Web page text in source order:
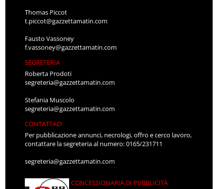
Thomas Piccot
t.piccot@gazzettamatin.com
Fausto Vassoney
f.vassoney@gazzettamatin.com
SEGRETERIA
Roberta Prodoti
segreteria@gazzettamatin.com
Stefania Muscolo
segreteria@gazzettamatin.com
CONTATTACI
Per pubblicazione annunci, necrologi, offro e cerco lavoro,
contattare la segreteria al numero: 0165/231711
segreteria@gazzettamatin.com
CONCESSIONARIA DI PUBBLICITÀ